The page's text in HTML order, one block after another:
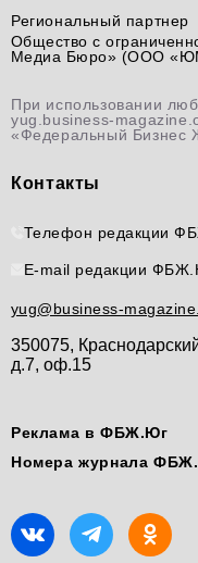
Региональный партнер
Общество с
Медиа Бюро» (ООО
При использовании
yug.business-
«Федеральный Бизнес
Контакты
Телефон редакции
E-mail редакции
yug@business-
350075,
д.7, оф.15
Реклама в ФБЖ.Юг
Номера журнала